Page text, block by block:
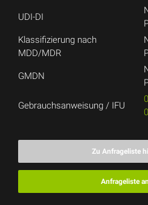
UDI-DI
Klassifizierung nach
MDD/MDR
GMDN
Gebrauchsanweisung / IFU
Zu Anfrageliste
Anfrageliste